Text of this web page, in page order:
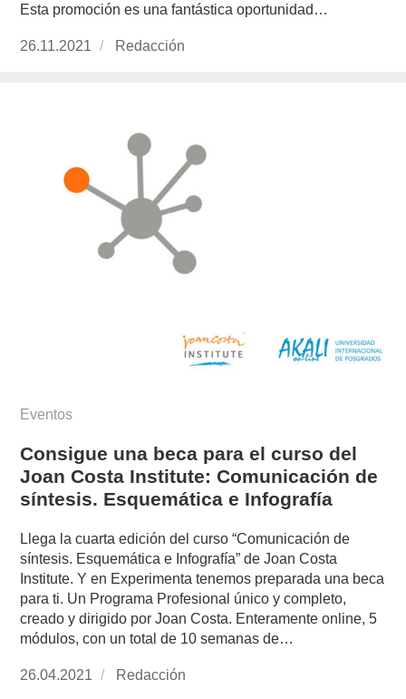
Esta promoción es una fantástica oportunidad…
Publicado
26.11.2021 https://www.experimenta.es/author/redaccion/
Redacción
Eventos
Consigue una beca para el curso del
Joan Costa Institute: Comunicación de
síntesis. Esquemática e Infografía
Llega la cuarta edición del curso “Comunicación de
síntesis. Esquemática e Infografía” de Joan Costa
Institute. Y en Experimenta tenemos preparada una beca
para ti. Un Programa Profesional único y completo,
creado y dirigido por Joan Costa. Enteramente online, 5
módulos, con un total de 10 semanas de…
Publicado
26.04.2021 https://www.experimenta.es/author/redaccion/
Redacción